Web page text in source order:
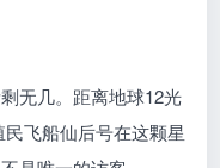
无几。距离地球12光
飞船仙后号在这颗星